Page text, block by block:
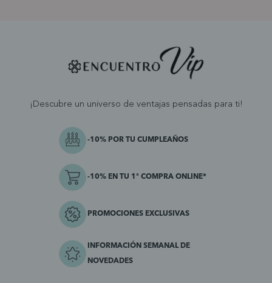
¡Descubre un universo de ventajas pensadas para ti!
-10% POR TU CUMPLEAÑOS
-10% EN TU 1ª COMPRA ONLINE*
PROMOCIONES EXCLUSIVAS
INFORMACIÓN SEMANAL DE
NOVEDADES